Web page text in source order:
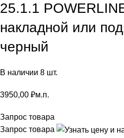
25.1.1
накладной или
черный
В наличии 8 шт.
3950,00 ₽м.п.
Запрос товара
Запрос товара